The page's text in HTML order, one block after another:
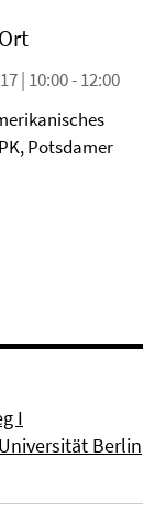
| 10:00 - 12:00
Potsdamer
I
Berlin